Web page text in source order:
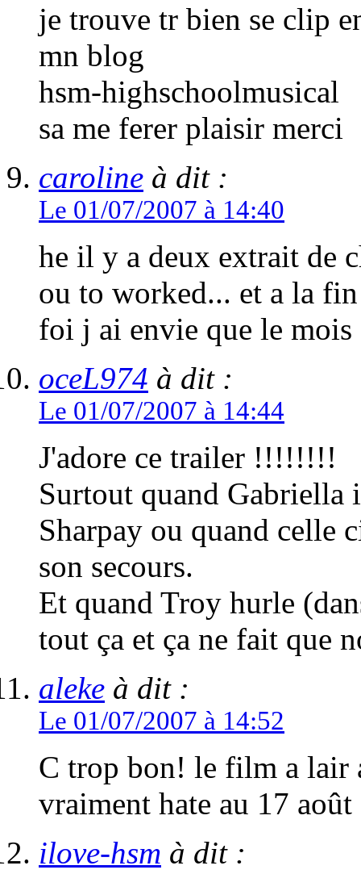
je trouve tr bien se clip
mn blog
hsm-highschoolmusical
sa me ferer plaisir merci
caroline à dit :
Le 01/07/2007 à 14:40
he il y a deux extrait de
ou to worked... et a la
foi j ai envie que le
oceL974 à dit :
Le 01/07/2007 à 14:44
J'adore ce trailer !!!!!!!!
Surtout quand Gabriella
Sharpay ou quand celle
son secours.
Et quand Troy hurle
tout ça et ça ne fait que
aleke à dit :
Le 01/07/2007 à 14:52
C trop bon! le film a lair
vraiment hate au 17 août
ilove-hsm à dit :